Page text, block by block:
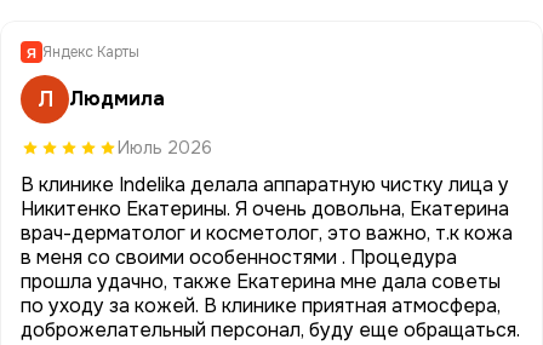
Я Яндекс Карты
Л Людмила
Июль 2026
В клинике Indelika делала аппаратную чистку лица у
Никитенко Екатерины. Я очень довольна, Екатерина
врач-дерматолог и косметолог, это важно, т.к кожа
в меня со своими особенностями . Процедура
прошла удачно, также Екатерина мне дала советы
по уходу за кожей. В клинике приятная атмосфера,
доброжелательный персонал, буду еще обращаться.